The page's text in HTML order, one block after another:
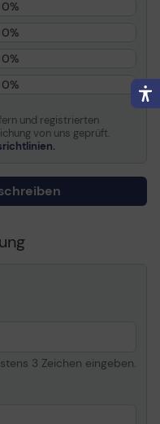
kg
¦ HP LaserJet
¦ HP LaserJet
0%
0%
0%
0%
und registrierten
von uns geprüft.
3 Zeichen eingeben.